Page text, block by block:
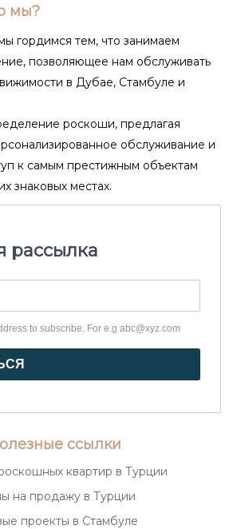
мы?
гордимся тем, что занимаем
позволяющее нам обслуживать
в Дубае, Стамбуле и
роскоши, предлагая
обслуживание и
к самым престижным объектам
знаковых местах.
рассылка
to subscribe. For e.g abc@xyz.com
ссылки
квартир в Турции
на продажу в Турции
проекты в Стамбуле